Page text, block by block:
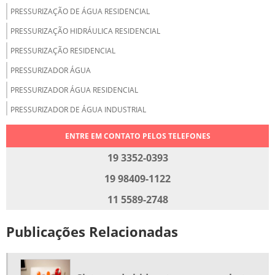
PRESSURIZAÇÃO DE ÁGUA RESIDENCIAL
PRESSURIZAÇÃO HIDRÁULICA RESIDENCIAL
PRESSURIZAÇÃO RESIDENCIAL
PRESSURIZADOR ÁGUA
PRESSURIZADOR ÁGUA RESIDENCIAL
PRESSURIZADOR DE ÁGUA INDUSTRIAL
RECALQUE DE ÁGUA
SISTEMA DE PRESSURIZAÇÃO DE ÁGUA
SISTEMA DE PRESSURIZAÇÃO RESIDENCIAL
ENTRE EM CONTATO PELOS TELEFONES
19 3352-0393
19 98409-1122
11 5589-2748
Publicações Relacionadas